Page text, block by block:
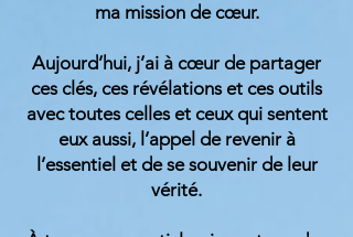
ma mission de cœur.
Aujourd’hui, j’ai à cœur de partager
ces clés, ces révélations et ces outils
avec toutes celles et ceux qui sentent
eux aussi, l’appel de revenir à
l’essentiel et de se souvenir de leur
vérité.